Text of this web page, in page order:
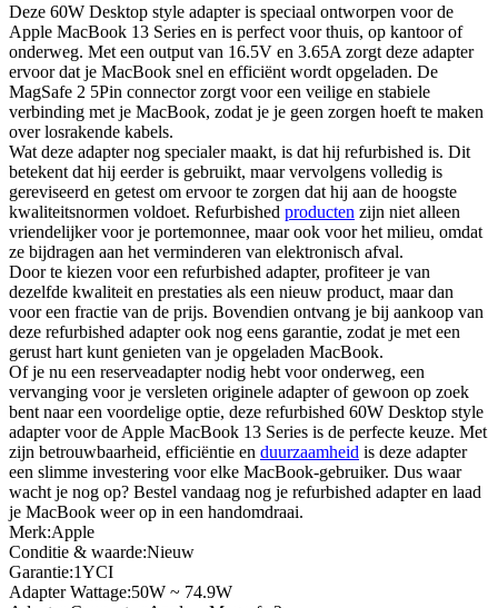
Deze 60W Desktop style adapter is speciaal ontworpen voor de
Apple MacBook 13 Series en is perfect voor thuis, op kantoor of
onderweg. Met een output van 16.5V en 3.65A zorgt deze adapter
ervoor dat je MacBook snel en efficiënt wordt opgeladen. De
MagSafe 2 5Pin connector zorgt voor een veilige en stabiele
verbinding met je MacBook, zodat je je geen zorgen hoeft te maken
over losrakende kabels.
Wat deze adapter nog specialer maakt, is dat hij refurbished is. Dit
betekent dat hij eerder is gebruikt, maar vervolgens volledig is
gereviseerd en getest om ervoor te zorgen dat hij aan de hoogste
kwaliteitsnormen voldoet. Refurbished producten zijn niet alleen
vriendelijker voor je portemonnee, maar ook voor het milieu, omdat
ze bijdragen aan het verminderen van elektronisch afval.
Door te kiezen voor een refurbished adapter, profiteer je van
dezelfde kwaliteit en prestaties als een nieuw product, maar dan
voor een fractie van de prijs. Bovendien ontvang je bij aankoop van
deze refurbished adapter ook nog eens garantie, zodat je met een
gerust hart kunt genieten van je opgeladen MacBook.
Of je nu een reserveadapter nodig hebt voor onderweg, een
vervanging voor je versleten originele adapter of gewoon op zoek
bent naar een voordelige optie, deze refurbished 60W Desktop style
adapter voor de Apple MacBook 13 Series is de perfecte keuze. Met
zijn betrouwbaarheid, efficiëntie en duurzaamheid is deze adapter
een slimme investering voor elke MacBook-gebruiker. Dus waar
wacht je nog op? Bestel vandaag nog je refurbished adapter en laad
je MacBook weer op in een handomdraai.
Merk:Apple
Conditie & waarde:Nieuw
Garantie:1YCI
Adapter Wattage:50W ~ 74.9W